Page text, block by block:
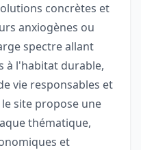
concrètes et
anxiogènes ou
spectre allant
à l'habitat durable,
vie responsables et
site propose une
thématique,
et